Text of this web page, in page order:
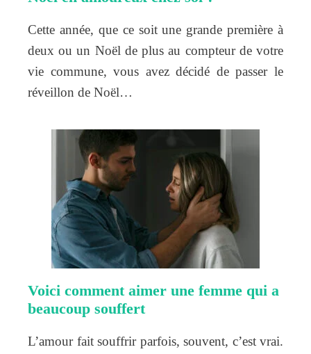
Cette année, que ce soit une grande première à
deux ou un Noël de plus au compteur de votre
vie commune, vous avez décidé de passer le
réveillon de Noël…
Voici comment aimer une femme qui a
beaucoup souffert
L’amour fait souffrir parfois, souvent, c’est vrai.